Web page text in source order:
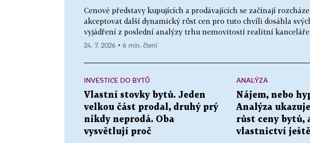
Cenové představy kupujících a prodávajících se začínají
akceptovat další dynamický růst cen pro tuto chvíli dosáhla
vyjádření z poslední analýzy trhu nemovitostí realitní kanceláře
24. 7. 2026 ▪ 6 min. čtení
INVESTICE DO BYTŮ
Vlastní stovky bytů. Jeden
velkou část prodal, druhý prý
nikdy neprodá. Oba
vysvětlují proč
ANALÝZA
Nájem, nebo
Analýza
růst ceny bytů,
vlastnictví ještě